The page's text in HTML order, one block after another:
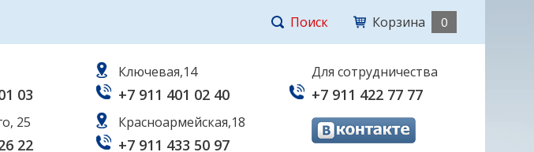
Поиск Корзина 0
03
25
22
Ключевая,14
+7 911 401 02 40
Красноармейская,18
+7 911 433 50 97
Для сотрудничества
+7 911 422 77 77